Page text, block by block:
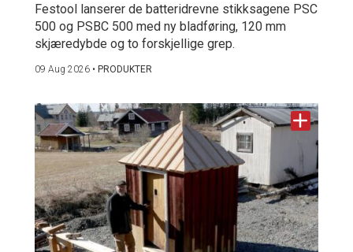
Festool lanserer de batteridrevne stikksagene PSC
500 og PSBC 500 med ny bladføring, 120 mm
skjæredybde og to forskjellige grep.
09 Aug 2026 • PRODUKTER